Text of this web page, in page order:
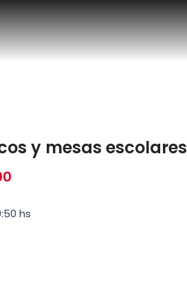
y mesas escolares
hs